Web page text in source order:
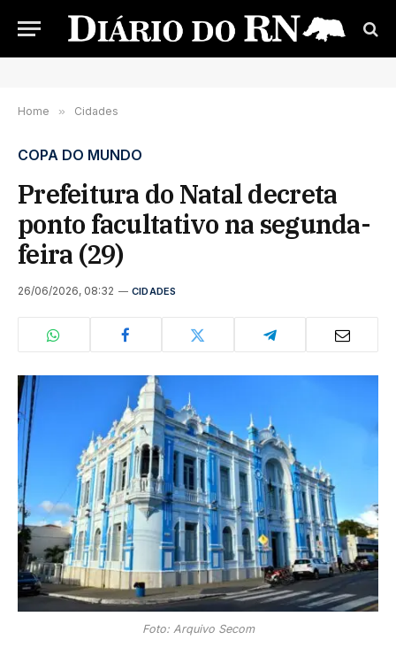
Home » Cidades
COPA DO MUNDO
Prefeitura do Natal decreta
ponto facultativo na segunda-
feira (29)
26/06/2026, 08:32 CIDADES
Foto: Arquivo Secom